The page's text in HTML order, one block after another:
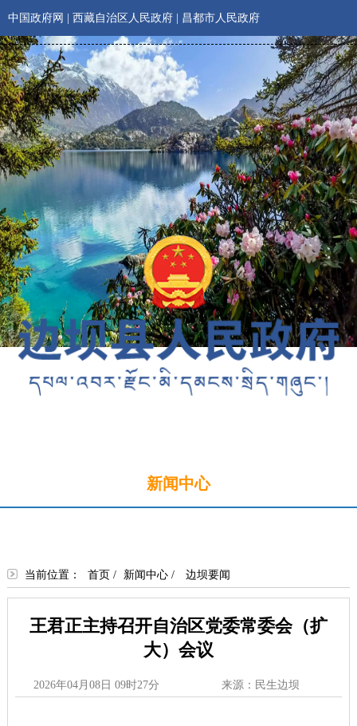
中国政府网 西藏自治区人民政府 昌都市人民政府
新闻中心
当前位置： 首页 / 新闻中心/ 边坝要闻
王君正主持召开自治区党委常委会（扩
大）会议
2026年04月08日 09时27分 来源：民生边坝